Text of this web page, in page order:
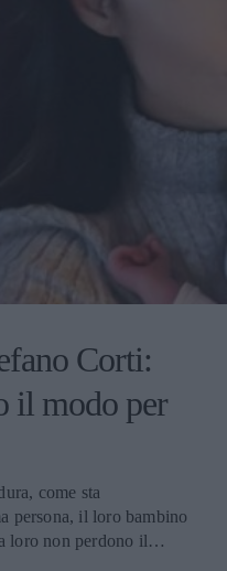
Corti:
il modo per
come sta
persona, il loro bambino
loro non perdono il